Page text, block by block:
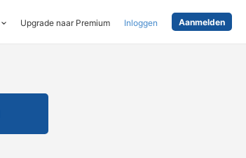
Upgrade naar Premium Inloggen Aanmelden